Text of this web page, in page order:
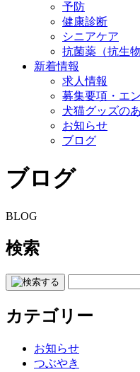
予防
健康診断
シニアケア
抗菌薬（抗生
新着情報
求人情報
募集要項・エ
犬猫グッズの
お知らせ
ブログ
ブログ
BLOG
検索
カテゴリー
お知らせ
つぶやき